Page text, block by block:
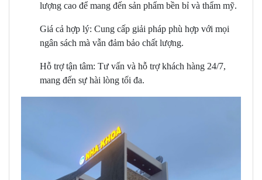
lượng cao để mang đến sản phẩm bền bỉ và thẩm mỹ.
Giá cả hợp lý: Cung cấp giải pháp phù hợp với mọi
ngân sách mà vẫn đảm bảo chất lượng.
Hỗ trợ tận tâm: Tư vấn và hỗ trợ khách hàng 24/7,
mang đến sự hài lòng tối đa.